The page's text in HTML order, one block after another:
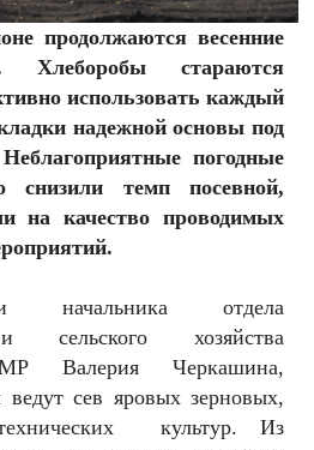
продолжаются весенние
Хлеборобы стараются
использовать каждый
надежной основы под
погодные
снизили темп посевной,
на качество проводимых
начальника отдела
сельского хозяйства
Валерия Черкашина,
ведут сев яровых зерновых,
культур. Из